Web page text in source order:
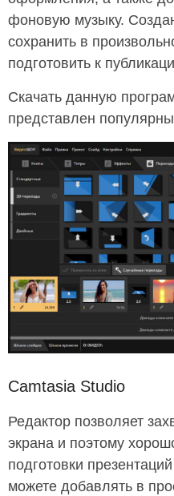
фоновую музыку.
сохранить в
подготовить к
Скачать данную
представлен
Camtasia Studio
Редактор позволяет
экрана и поэтому
подготовки
можете добавлять в